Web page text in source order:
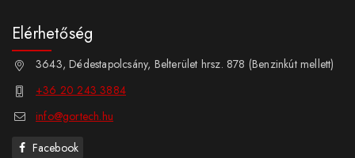
Elérhetőség
3643, Dédestapolcsány, Belterület hrsz. 878 (Benzinkút mellett)
+36 20 243 3884
info@gortech.hu
Facebook